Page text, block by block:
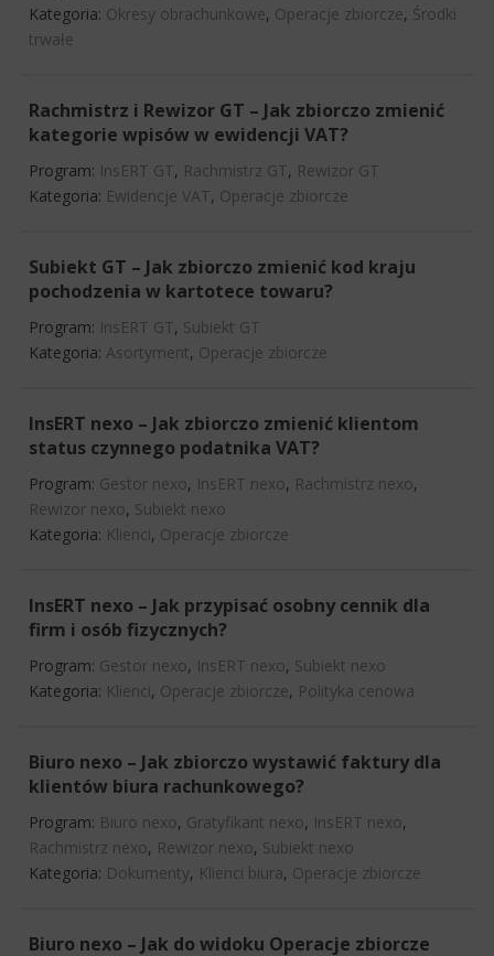
Kategoria: Okresy obrachunkowe, Operacje zbiorcze, Środki
trwałe
Rachmistrz i Rewizor GT – Jak zbiorczo zmienić
kategorie wpisów w ewidencji VAT?
Program: InsERT GT, Rachmistrz GT, Rewizor GT
Kategoria: Ewidencje VAT, Operacje zbiorcze
Subiekt GT – Jak zbiorczo zmienić kod kraju
pochodzenia w kartotece towaru?
Program: InsERT GT, Subiekt GT
Kategoria: Asortyment, Operacje zbiorcze
InsERT nexo – Jak zbiorczo zmienić klientom
status czynnego podatnika VAT?
Program: Gestor nexo, InsERT nexo, Rachmistrz nexo,
Rewizor nexo, Subiekt nexo
Kategoria: Klienci, Operacje zbiorcze
InsERT nexo – Jak przypisać osobny cennik dla
firm i osób fizycznych?
Program: Gestor nexo, InsERT nexo, Subiekt nexo
Kategoria: Klienci, Operacje zbiorcze, Polityka cenowa
Biuro nexo – Jak zbiorczo wystawić faktury dla
klientów biura rachunkowego?
Program: Biuro nexo, Gratyfikant nexo, InsERT nexo,
Rachmistrz nexo, Rewizor nexo, Subiekt nexo
Kategoria: Dokumenty, Klienci biura, Operacje zbiorcze
Biuro nexo – Jak do widoku Operacje zbiorcze